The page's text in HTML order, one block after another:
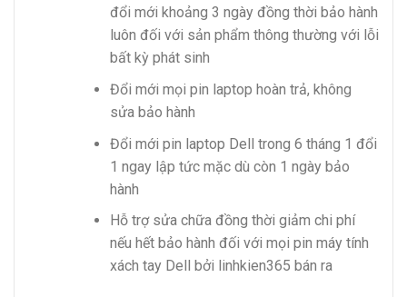
đổi mới khoảng 3 ngày đồng thời bảo hành
luôn đối với sản phẩm thông thường với lỗi
bất kỳ phát sinh
Đổi mới mọi pin laptop hoàn trả, không
sửa bảo hành
Đổi mới pin laptop Dell trong 6 tháng 1 đổi
1 ngay lập tức mặc dù còn 1 ngày bảo
hành
Hỗ trợ sửa chữa đồng thời giảm chi phí
nếu hết bảo hành đối với mọi pin máy tính
xách tay Dell bởi linhkien365 bán ra